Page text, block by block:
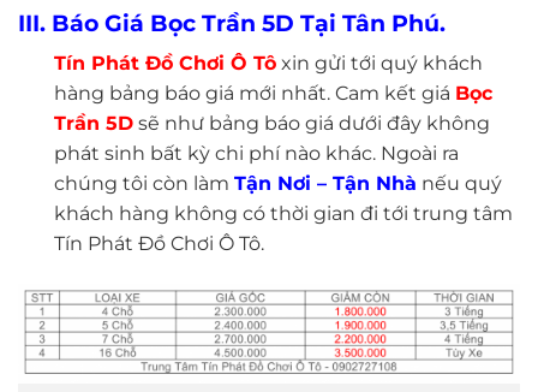
III. Báo Giá Bọc Trần 5D Tại Tân Phú.
Tín Phát Đồ Chơi Ô Tô xin gửi tới quý khách
hàng bảng báo giá mới nhất. Cam kết giá Bọc
Trần 5D sẽ như bảng báo giá dưới đây không
phát sinh bất kỳ chi phí nào khác. Ngoài ra
chúng tôi còn làm Tận Nơi – Tận Nhà nếu quý
khách hàng không có thời gian đi tới trung tâm
Tín Phát Đồ Chơi Ô Tô.